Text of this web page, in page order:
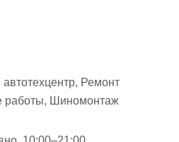
Ремонт
работы, Шиномонтаж